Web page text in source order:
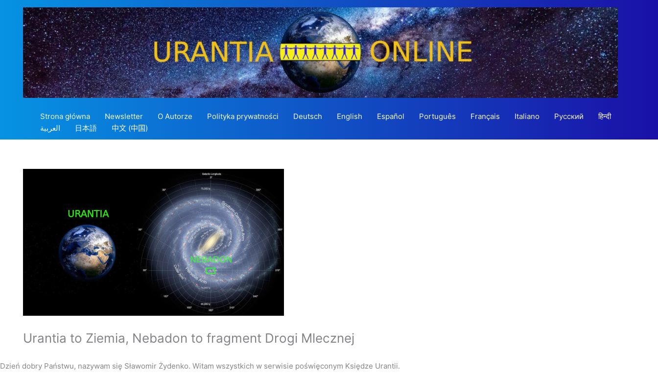
Przejdź
Strona główna Newsletter O Autorze Polityka prywatności Deutsch English Español Português Français Italiano Русский
हिन्दी
العربية
日本語 中文 (中国)
Urantia to Ziemia, Nebadon to fragment Drogi Mlecznej
Dzień dobry Państwu, nazywam się Sławomir Żydenko. Witam wszystkich w serwisie poświęconym Księdze Urantii.